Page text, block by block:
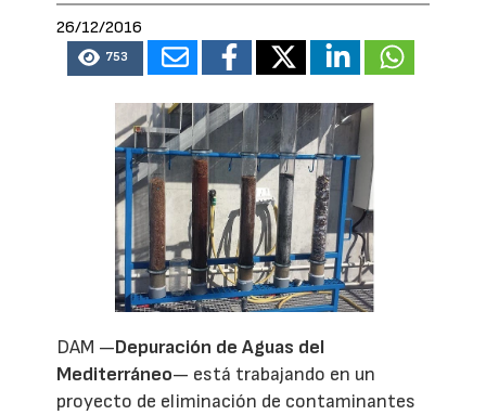
26/12/2016
753
DAM —Depuración de Aguas del
Mediterráneo— está trabajando en un
proyecto de eliminación de contaminantes